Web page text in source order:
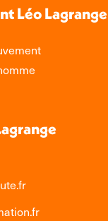
Léo Lagrange